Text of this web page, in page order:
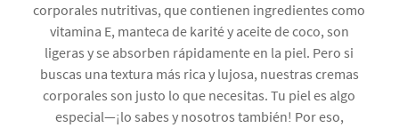
corporales nutritivas, que contienen ingredientes como
vitamina E, manteca de karité y aceite de coco, son
ligeras y se absorben rápidamente en la piel. Pero si
buscas una textura más rica y lujosa, nuestras cremas
corporales son justo lo que necesitas. Tu piel es algo
especial—¡lo sabes y nosotros también! Por eso,